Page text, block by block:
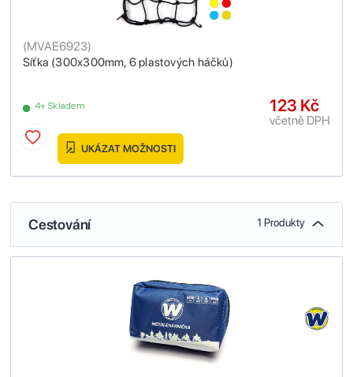
Síťka (300x300mm, 6 plastových háčků)
(MVAE6923)
4+ Skladem 123 Kč
včetně DPH
UKÁZAT MOŽNOSTI
Cestování 1 Produkty